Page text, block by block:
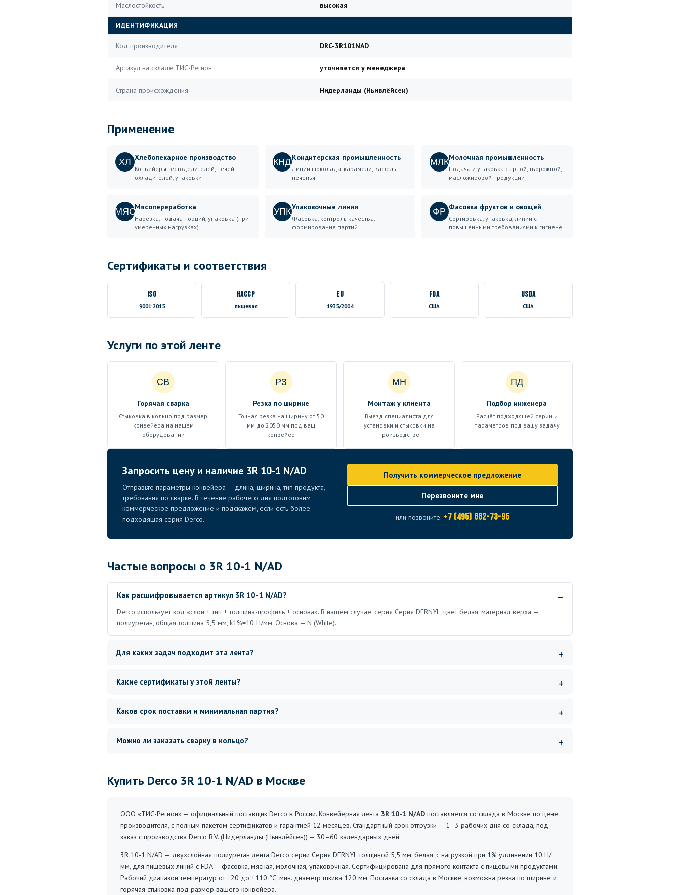
Маслостойкость высокая
ИДЕНТИФИКАЦИЯ
Код производителя DRC-3R101NAD
Артикул на складе ТИС-Регион уточняется у менеджера
Страна происхождения Нидерланды (Ньивлёйсен)
Применение
ХЛ Хлебопекарное производство
Конвейеры тестоделителей, печей,
охладителей, упаковки
КНДКондитерская промышленность
Линии шоколада, карамели, вафель,
печенья
МЛКМолочная промышленность
Подача и упаковка сырной, творожной,
масложировой продукции
МЯСМясопереработка
Нарезка, подача порций, упаковка (при
умеренных нагрузках)
УПКУпаковочные линии
Фасовка, контроль качества,
формирование партий
ФР Фасовка фруктов и овощей
Сортировка, упаковка, линии с
повышенными требованиями к гигиене
Сертификаты и соответствия
ISO
9001:2015
HACCP
пищевая
EU
1935/2004
FDA
США
USDA
США
Услуги по этой ленте
СВ
Горячая сварка
Стыковка в кольцо под размер
конвейера на нашем
оборудовании
РЗ
Резка по ширине
Точная резка на ширину от 50
мм до 2050 мм под ваш
конвейер
МН
Монтаж у клиента
Выезд специалиста для
установки и стыковки на
производстве
ПД
Подбор инженера
Расчёт подходящей серии и
параметров под вашу задачу
Запросить цену и наличие 3R 10-1 N/AD
Отправьте параметры конвейера — длина, ширина, тип продукта,
требования по сварке. В течение рабочего дня подготовим
коммерческое предложение и подскажем, если есть более
подходящая серия Derco.
Получить коммерческое предложение
Перезвоните мне
или позвоните: +7 (495) 662-73-95
Частые вопросы о 3R 10-1 N/AD
Как расшифровывается артикул 3R 10-1 N/AD?
Derco использует код «слои + тип + толщина-профиль + основа». В нашем случае: серия Серия DERNYL, цвет белая, материал верха —
полиуретан, общая толщина 5,5 мм, k1%=10 Н/мм. Основа — N (White).
Для каких задач подходит эта лента?
Какие сертификаты у этой ленты?
Каков срок поставки и минимальная партия?
Можно ли заказать сварку в кольцо?
Купить Derco 3R 10-1 N/AD в Москве
ООО «ТИС-Регион» — официальный поставщик Derco в России. Конвейерная лента 3R 10-1 N/AD поставляется со склада в Москве по цене
производителя, с полным пакетом сертификатов и гарантией 12 месяцев. Стандартный срок отгрузки — 1–3 рабочих дня со склада, под
заказ с производства Derco B.V. (Нидерланды (Ньивлёйсен)) — 30–60 календарных дней.
3R 10-1 N/AD — двухслойная полиуретан лента Derco серии Серия DERNYL толщиной 5,5 мм, белая, с нагрузкой при 1% удлинении 10 Н/
мм, для пищевых линий с FDA — фасовка, мясная, молочная, упаковочная. Сертифицирована для прямого контакта с пищевыми продуктами.
Рабочий диапазон температур от −20 до +110 °C, мин. диаметр шкива 120 мм. Поставка со склада в Москве, возможна резка по ширине и
горячая стыковка под размер вашего конвейера.